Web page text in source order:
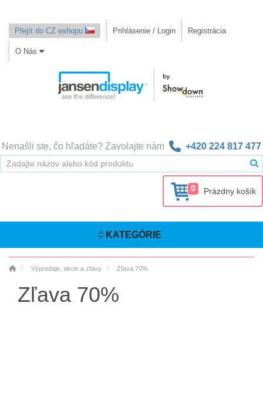
Přejít do CZ eshopu Prihlásenie / Login Registrácia
O Nás
Nenašli ste, čo hľadáte? Zavolajte nám +420 224 817 477
0 Prázdny košík
KATEGÓRIE
Výpredaje, akcie a zľavy Zľava 70%
Zľava 70%